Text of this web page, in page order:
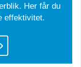
Her får du
effektivitet.